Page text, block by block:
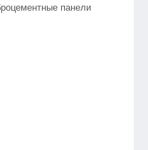
панели